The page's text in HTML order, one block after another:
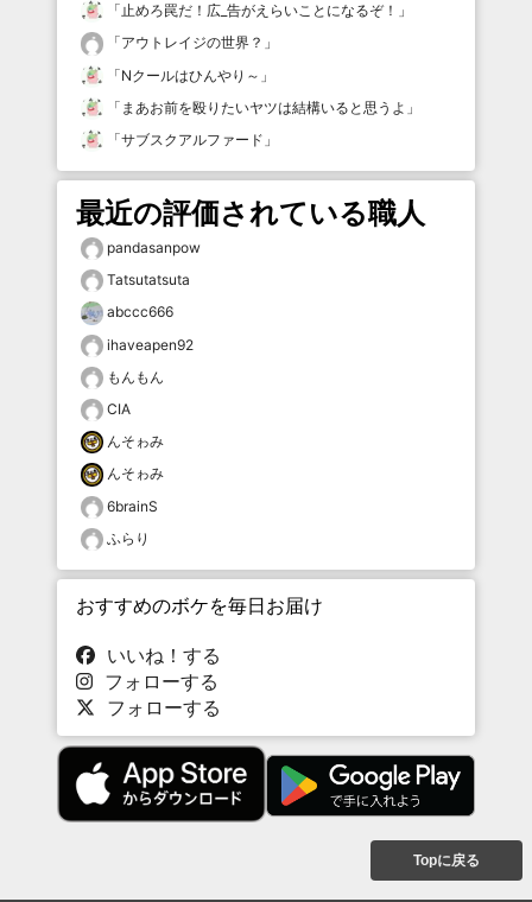
「止めろ罠だ！広_告がえらいことになるぞ！ 」
「アウトレイジの世界？ 」
「Nクールはひんやり～ 」
「 まあお前を殴りたいヤツは結構いると思うよ 」
「サブスクアルファード 」
最近の評価されている職人
pandasanpow
Tatsutatsuta
abccc666
ihaveapen92
もんもん
CIA
んそゎみ
んそゎみ
6brainS
ふらり
おすすめのボケを毎日お届け
いいね！する
フォローする
フォローする
Topに戻る